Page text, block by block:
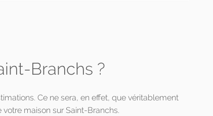
Branchs ?
Ce ne sera, en effet, que véritablement
maison sur Saint-Branchs.